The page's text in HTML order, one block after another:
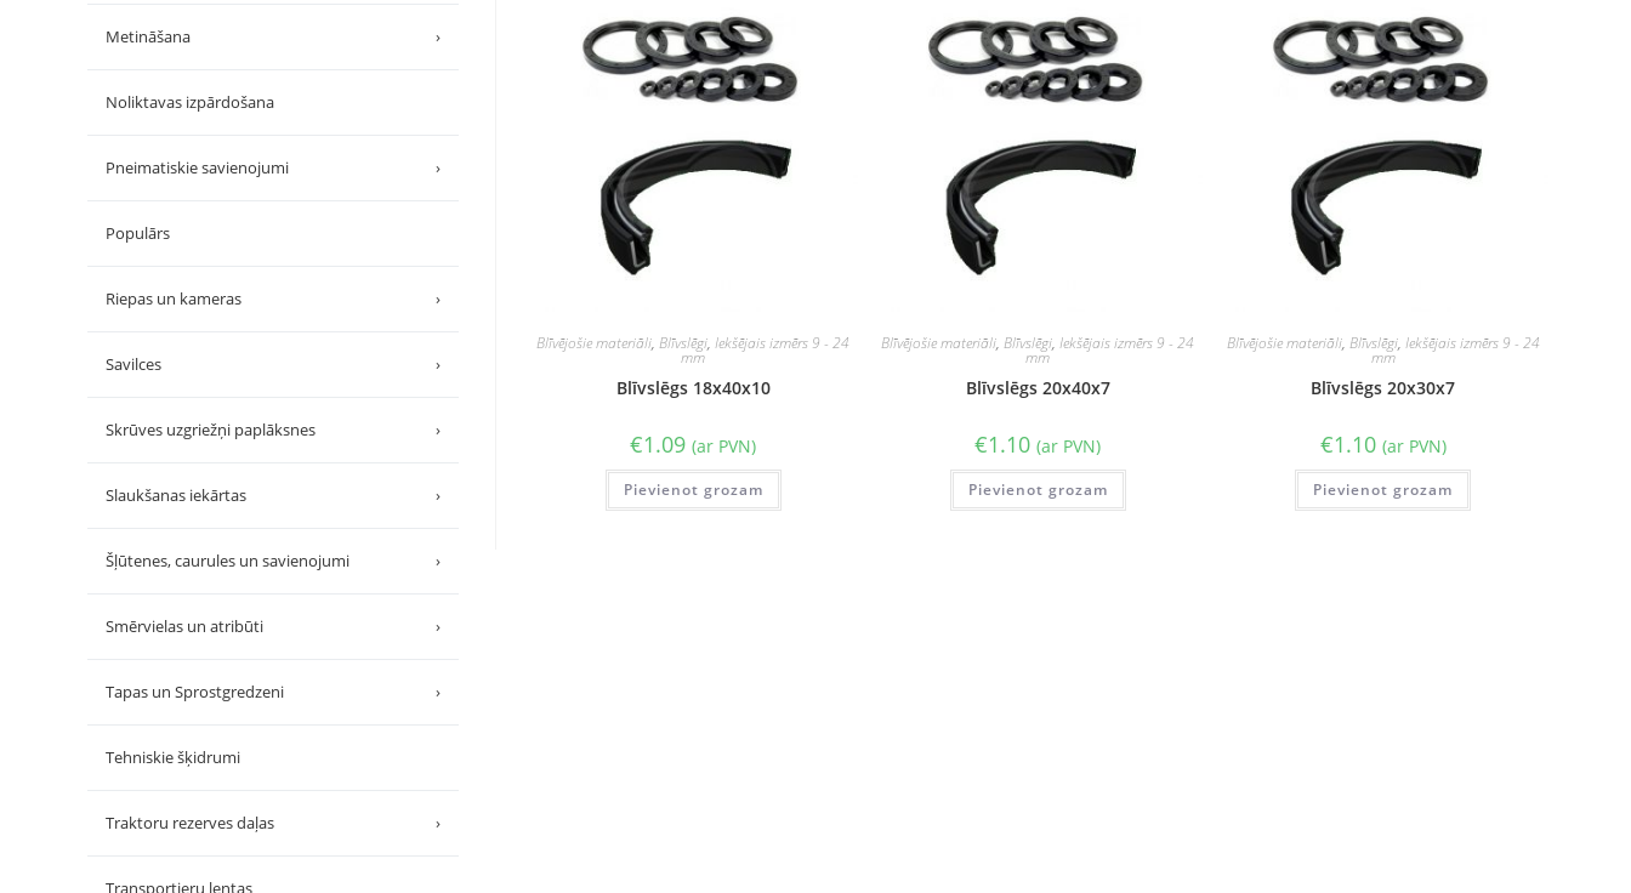
Blīvējošie materiāli,Blīvslēgi,Iekšējais izmērs 9 - 24
mm
Blīvslēgs 18x40x10
€1.09 (ar PVN)
Pievienot grozam
Blīvējošie materiāli,Blīvslēgi,Iekšējais izmērs 9 - 24
mm
Blīvslēgs 20x40x7
€1.10 (ar PVN)
Pievienot grozam
Blīvējošie materiāli, Blīvslēgi, Iekšējais izmērs 9 - 24
mm
Blīvslēgs 20x30x7
€1.10 (ar PVN)
Pievienot grozam
Metināšana ›
Noliktavas izpārdošana
Pneimatiskie savienojumi ›
Populārs
Riepas un kameras ›
Savilces ›
Skrūves uzgriežņi paplāksnes ›
Slaukšanas iekārtas ›
Šļūtenes, caurules un savienojumi ›
Smērvielas un atribūti ›
Tapas un Sprostgredzeni ›
Tehniskie šķidrumi
Traktoru rezerves daļas ›
Transportieru lentas